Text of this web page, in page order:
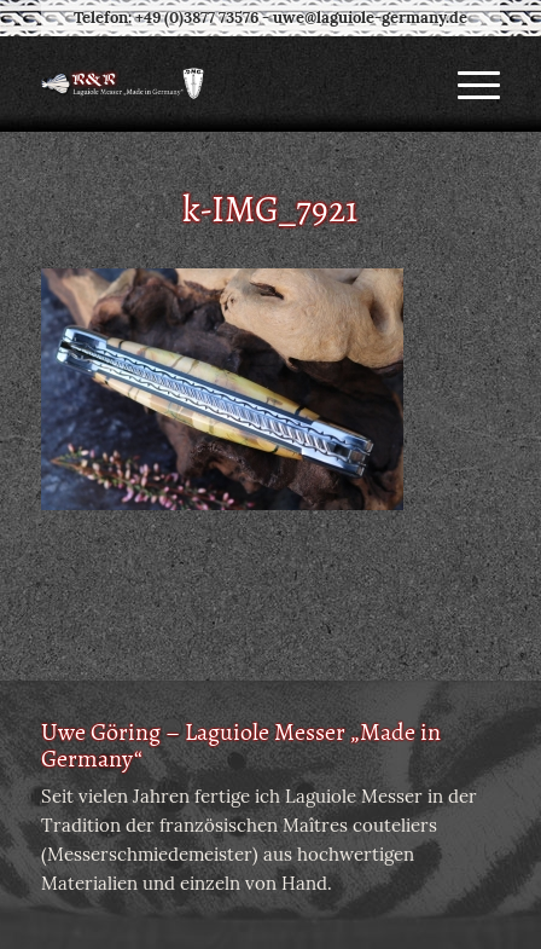
Telefon: +49 (0)3877 73576-uwe@laguiole-germany.de
k-IMG_7921
Uwe Göring – Laguiole Messer „Made in
Germany“
Seit vielen Jahren fertige ich Laguiole Messer in der
Tradition der französischen Maîtres couteliers
(Messerschmiedemeister) aus hochwertigen
Materialien und einzeln von Hand.